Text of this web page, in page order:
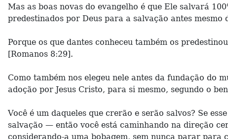
Mas as boas novas do evangelho é que Ele salvará
predestinados por Deus para a salvação antes mesmo
Porque os que dantes conheceu também os
[Romanos 8:29].
Como também nos elegeu nele antes da fundação do
adoção por Jesus Cristo, para si mesmo, segundo o
Você é um daqueles que crerão e serão salvos? Se
salvação — então você está caminhando na direção
considerando-a uma bobagem, sem nunca parar para